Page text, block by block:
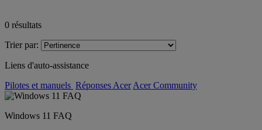
0 résultats
Trier par:
Liens d'auto-assistance
Pilotes et manuels Réponses Acer Acer Community
Windows 11 FAQ